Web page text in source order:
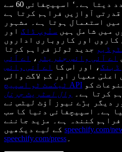
اپنی زندگی جینے میں مدد دیتا ہے۔‘ اسپیچفائی 60 سے
زبانوں میں 1,000+ قدرتی آوازیں فراہم کرتا ہے
200 ممالک میں استعمال ہوتا ہے۔ مشہور
میں شامل ہیں سنُوپ ڈاگ اور
کاروں اور کاروباری اداروں
جدید ٹولز فراہم کرتا
اے آئی وائس جنریٹر ،
اے آئی
ڈبنگ، اور اس کا
اے آئی وائس
اعلیٰ معیار اور کم لاگت والی
ٹیکسٹ ٹو اسپیچ API
کرتا ہے۔
وال اسٹریٹ جرنل
دیگر بڑے نیوز آؤٹ لیٹس نے
ہے۔ اسپیچفائی دنیا کا سب
کنندہ ہے۔ مزید جاننے
speechify.com/
speechify.com/press